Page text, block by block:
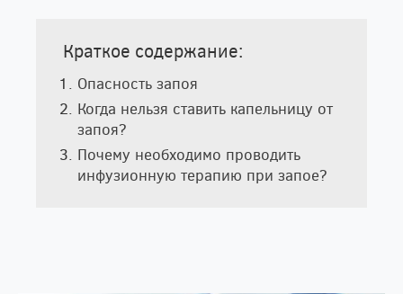
Краткое содержание:
Опасность запоя
Когда нельзя ставить капельницу от
запоя?
Почему необходимо проводить
инфузионную терапию при запое?